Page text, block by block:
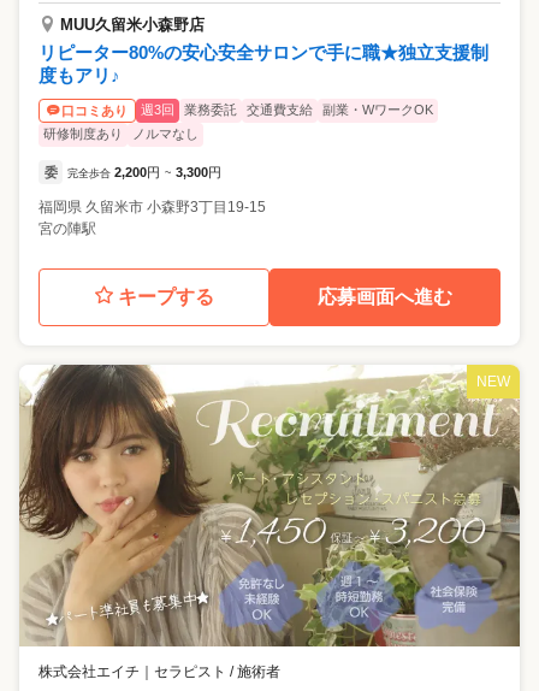
MUU久留米小森野店
リピーター80%の安心安全サロンで手に職★独立支援制
度もアリ♪
口コミあり 週3回 業務委託 交通費支給
副業・WワークOK
研修制度あり
ノルマなし
委 完全歩合 2,200円 ~ 3,300円
福岡県 久留米市 小森野3丁目19-15
宮の陣駅
キープする 応募画面へ進む
NEW
株式会社エイチ ｜ セラピスト / 施術者